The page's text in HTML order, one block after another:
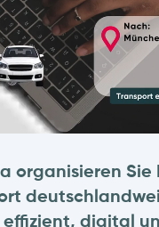
organisieren Sie
digital